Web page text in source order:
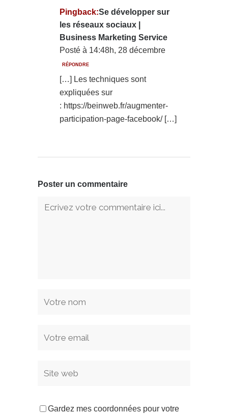
Pingback:Se développer sur
les réseaux sociaux |
Business Marketing Service
Posté à 14:48h, 28 décembre
RÉPONDRE
[…] Les techniques sont
expliquées sur
: https://beinweb.fr/augmenter-
participation-page-facebook/ […]
Poster un commentaire
Gardez mes coordonnées pour votre